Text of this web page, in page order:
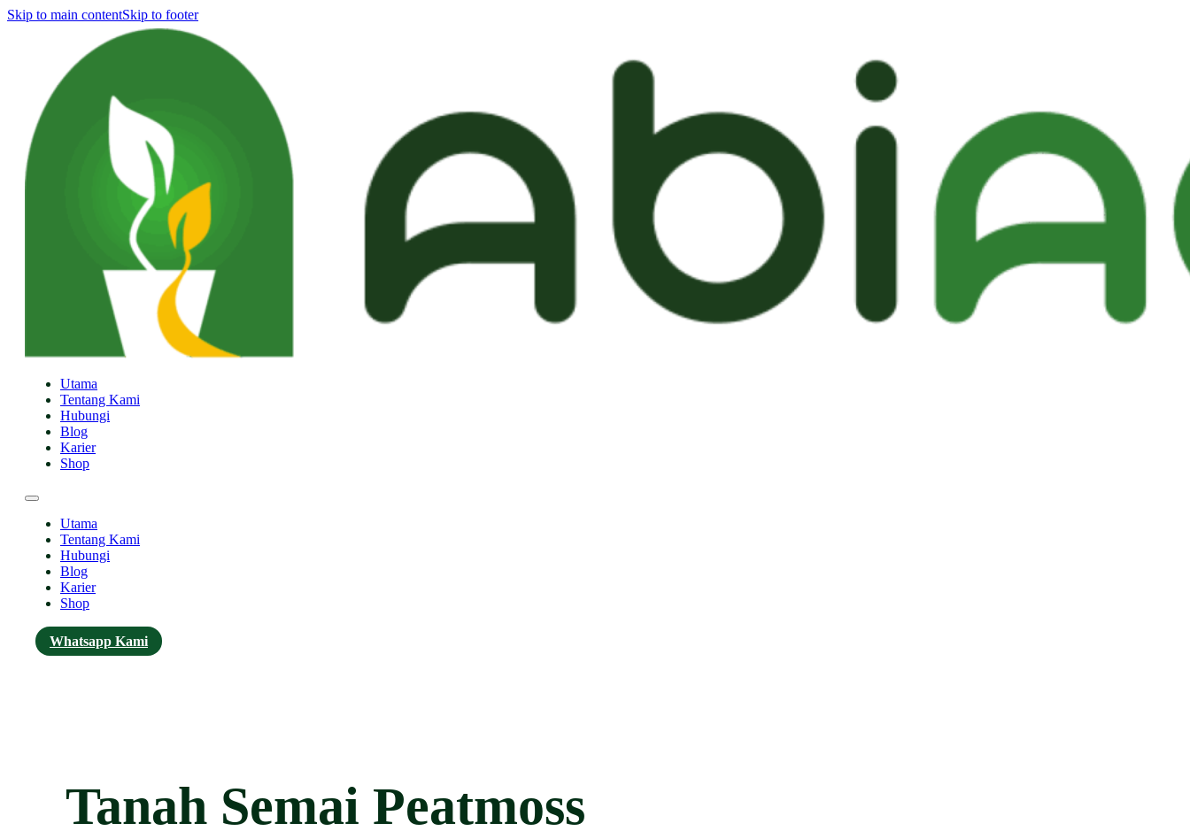
Skip to main contentSkip to footer
Utama
Tentang Kami
Hubungi
Blog
Karier
Shop
Utama
Tentang Kami
Hubungi
Blog
Karier
Shop
Whatsapp Kami
Tanah Semai Peatmoss